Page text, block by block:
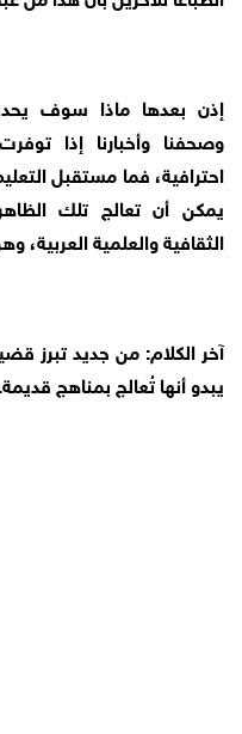
إذن بعدها ماذا سوف يحدث
وصحفنا وأخبارنا إذا
احترافية، فما مستقبل
يمكن أن تعالج تلك
الثقافية والعلمية العربية،
آخر الكلام: من جديد تبرز
يبدو أنها تُعالج بمناهج قديمة.